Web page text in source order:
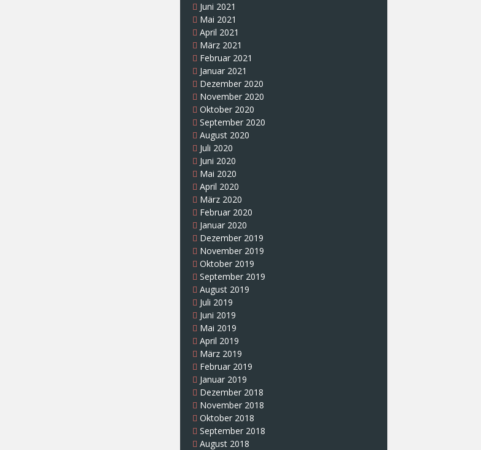
Juni 2021
Mai 2021
April 2021
März 2021
Februar 2021
Januar 2021
Dezember 2020
November 2020
Oktober 2020
September 2020
August 2020
Juli 2020
Juni 2020
Mai 2020
April 2020
März 2020
Februar 2020
Januar 2020
Dezember 2019
November 2019
Oktober 2019
September 2019
August 2019
Juli 2019
Juni 2019
Mai 2019
April 2019
März 2019
Februar 2019
Januar 2019
Dezember 2018
November 2018
Oktober 2018
September 2018
August 2018